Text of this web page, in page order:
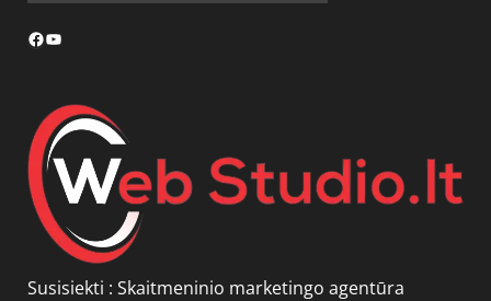
Facebook
YouTube
Susisiekti : Skaitmeninio marketingo agentūra